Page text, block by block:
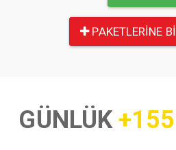
PAKETLERINE
GÜNLÜK